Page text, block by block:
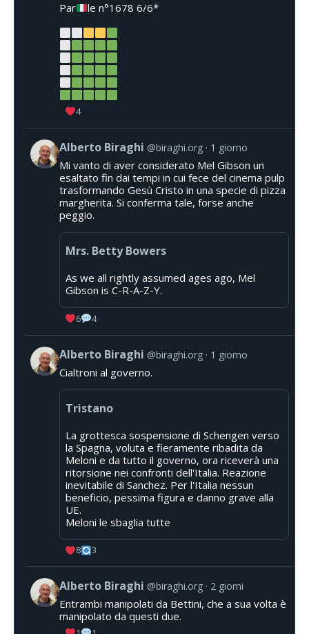
Par
le n°1678 6/6*
4
Alberto Biraghi @biraghi.org 1 giorno
Mi vanto di aver considerato Mel Gibson un
esaltato fin dai tempi in cui fece del cinema pulp
trasformando Gesù Cristo in una specie di pizza
margherita. Si conferma tale, forse anche
peggio.
Mrs. Betty Bowers
As we all rightly assumed ages ago, Mel
Gibson is C-R-A-Z-Y.
6 4
Alberto Biraghi @biraghi.org 1 giorno
Cialtroni al governo.
Tristano
La grottesca sospensione di Schengen verso
la Spagna, voluta e fieramente ribadita da
Meloni e da tutto il governo, ora riceverà una
ritorsione nei confronti dell'Italia. Reazione
inevitabile di Sanchez. Per l'Italia nessun
beneficio, pessima figura e danno grave alla
UE.
Meloni le sbaglia tutte
8 3
Alberto Biraghi @biraghi.org 2 giorni
Entrambi manipolati da Bettini, che a sua volta è
manipolato da questi due.